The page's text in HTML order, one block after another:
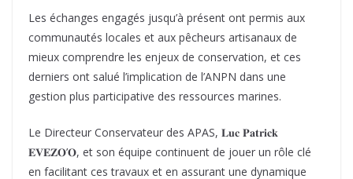
Les échanges engagés jusqu’à présent ont permis aux
communautés locales et aux pêcheurs artisanaux de
mieux comprendre les enjeux de conservation, et ces
derniers ont salué l’implication de l’ANPN dans une
gestion plus participative des ressources marines.
Le Directeur Conservateur des APAS, 𝐋𝐮𝐜 𝐏𝐚𝐭𝐫𝐢𝐜𝐤
𝐄𝐕𝐄𝐙𝐎’𝐎, et son équipe continuent de jouer un rôle clé
en facilitant ces travaux et en assurant une dynamique